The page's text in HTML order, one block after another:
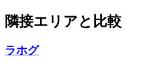
隣接エリアと比較
ラホグ